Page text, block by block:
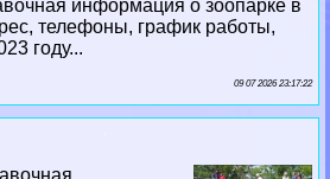
информация о зоопарке в
телефоны, график работы,
году...
09 07 2026 23:17:22